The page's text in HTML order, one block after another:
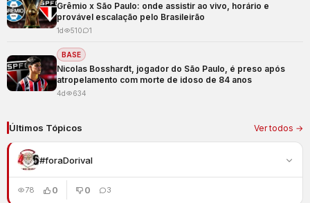
Grêmio x São Paulo: onde assistir ao vivo, horário e
provável escalação pelo Brasileirão
1d 510 1
BASE
Nicolas Bosshardt, jogador do São Paulo, é preso após
atropelamento com morte de idoso de 84 anos
4d 634
Últimos Tópicos Ver todos →
#foraDorival
78 0 0 3